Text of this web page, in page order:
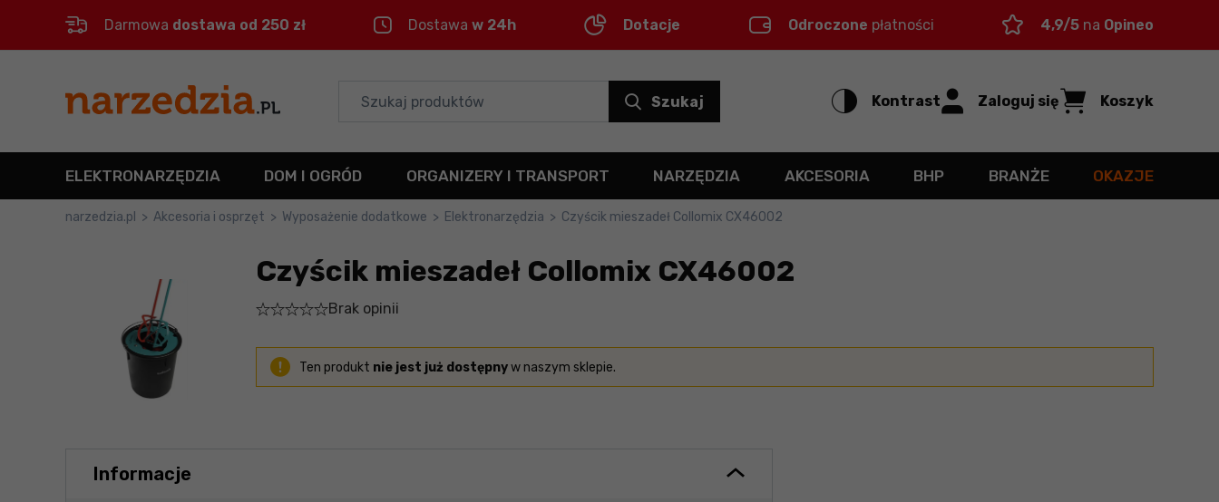
Menu główne
Informacje o produkcie
Szczegółowe informacje
Mapa strony
Darmowa dostawa od 250 zł Dostawa w 24h Dotacje Odroczone płatności 4,9/5 na Opineo
Szukaj Kontrast Zaloguj się Koszyk
ELEKTRONARZĘDZIA DOM I OGRÓD ORGANIZERY I TRANSPORT NARZĘDZIA AKCESORIA BHP BRANŻE OKAZJE
narzedzia.pl > Akcesoria i osprzęt > Wyposażenie dodatkowe > Elektronarzędzia > Czyścik mieszadeł Collomix CX46002
Czyścik mieszadeł Collomix CX46002
Brak opinii
Ten produkt nie jest już dostępnyw naszym sklepie.
Informacje